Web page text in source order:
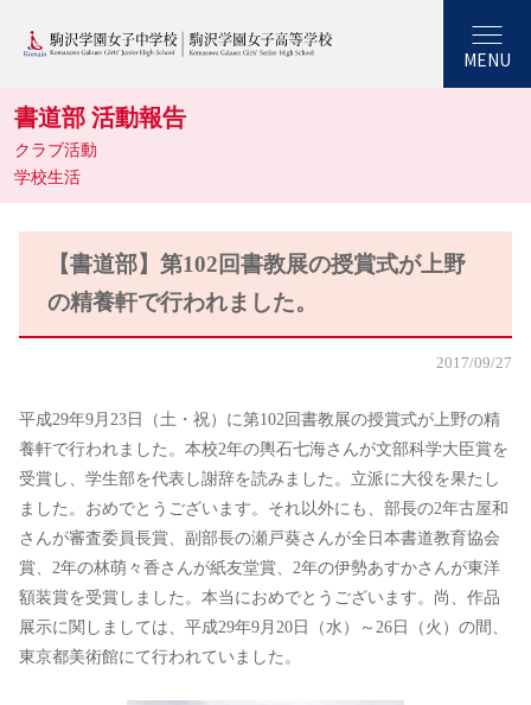
MENU
書道部 活動報告
クラブ活動
学校生活
【書道部】第102回書教展の授賞式が上野
の精養軒で行われました。
2017/09/27
平成29年9月23日（土・祝）に第102回書教展の授賞式が上野の精
養軒で行われました。本校2年の輿石七海さんが文部科学大臣賞を
受賞し、学生部を代表し謝辞を読みました。立派に大役を果たし
ました。おめでとうございます。それ以外にも、部長の2年古屋和
さんが審査委員長賞、副部長の瀬戸葵さんが全日本書道教育協会
賞、2年の林萌々香さんが紙友堂賞、2年の伊勢あすかさんが東洋
額装賞を受賞しました。本当におめでとうございます。尚、作品
展示に関しましては、平成29年9月20日（水）～26日（火）の間、
東京都美術館にて行われていました。